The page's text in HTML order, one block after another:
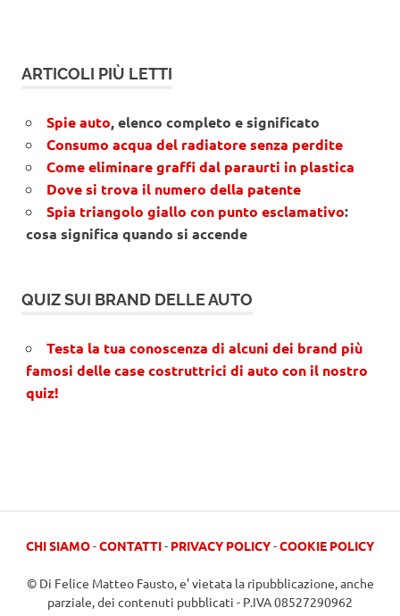
ARTICOLI PIÙ LETTI
Spie auto, elenco completo e significato
Consumo acqua del radiatore senza perdite
Come eliminare graffi dal paraurti in plastica
Dove si trova il numero della patente
Spia triangolo giallo con punto esclamativo:
cosa significa quando si accende
QUIZ SUI BRAND DELLE AUTO
Testa la tua conoscenza di alcuni dei brand più
famosi delle case costruttrici di auto con il nostro
quiz!
CHI SIAMO-CONTATTI- PRIVACY POLICY-COOKIE POLICY
© Di Felice Matteo Fausto, e' vietata la ripubblicazione, anche
parziale, dei contenuti pubblicati - P.IVA 08527290962